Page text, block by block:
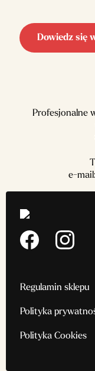
Dowiedz się
Profesjonalne
e-mail:
Regulamin sklepu
Polityka
Polityka Cookies